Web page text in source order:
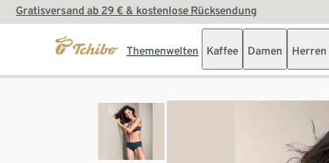
Gratisversand ab 29 € & kostenlose Rücksendung
Themenwelten Kaffee Damen Herren